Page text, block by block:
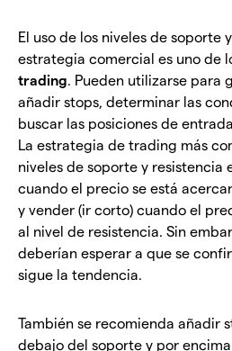
El uso de los niveles de soporte
estrategia comercial es uno de
trading . Pueden utilizarse para
añadir stops, determinar las
buscar las posiciones de
La estrategia de trading más
niveles de soporte y resistencia
cuando el precio se está
y vender (ir corto) cuando el
al nivel de resistencia. Sin
deberían esperar a que se
sigue la tendencia.
También se recomienda añadir
debajo del soporte y por